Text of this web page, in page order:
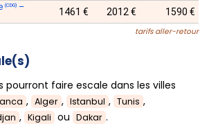
(CDG) –
1461 € 2012 € 1590 €
tarifs aller-retour
pourront faire escale dans les villes
, Alger , Istanbul , Tunis ,
, Kigali ou Dakar .